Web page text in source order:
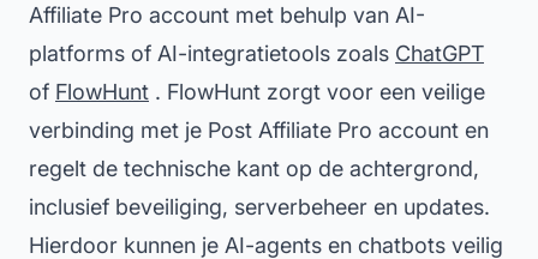
Affiliate Pro account met behulp van AI-
platforms of AI-integratietools zoals ChatGPT
of FlowHunt . FlowHunt zorgt voor een veilige
verbinding met je Post Affiliate Pro account en
regelt de technische kant op de achtergrond,
inclusief beveiliging, serverbeheer en updates.
Hierdoor kunnen je AI-agents en chatbots veilig